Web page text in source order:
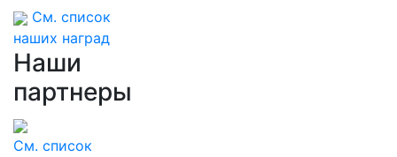
См. список
наших наград
Наши
партнеры
См. список